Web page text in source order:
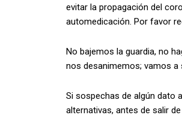
evitar la propagación del
automedicación. Por favor
No bajemos la guardia, no
nos desanimemos; vamos a
Si sospechas de algún dato
alternativas, antes de salir